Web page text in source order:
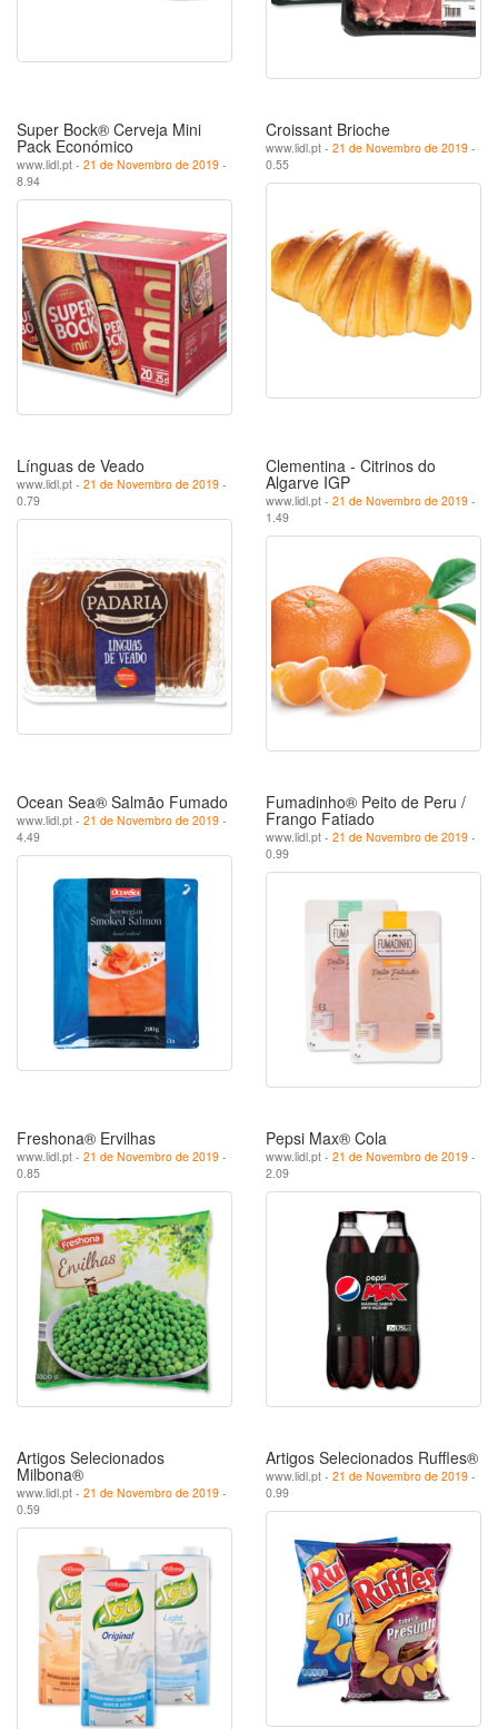
Super Bock® Cerveja Mini
Pack Económico
www.lidl.pt - 21 de Novembro de 2019 -
8.94
Croissant Brioche
www.lidl.pt - 21 de Novembro de 2019 -
0.55
Línguas de Veado
www.lidl.pt - 21 de Novembro de 2019 -
0.79
Clementina - Citrinos do
Algarve IGP
www.lidl.pt - 21 de Novembro de 2019 -
1.49
Ocean Sea® Salmão Fumado
www.lidl.pt - 21 de Novembro de 2019 -
4.49
Fumadinho® Peito de Peru /
Frango Fatiado
www.lidl.pt - 21 de Novembro de 2019 -
0.99
Freshona® Ervilhas
www.lidl.pt - 21 de Novembro de 2019 -
0.85
Pepsi Max® Cola
www.lidl.pt - 21 de Novembro de 2019 -
2.09
Artigos Selecionados
Milbona®
www.lidl.pt - 21 de Novembro de 2019 -
0.59
Artigos Selecionados Ruffles®
www.lidl.pt - 21 de Novembro de 2019 -
0.99